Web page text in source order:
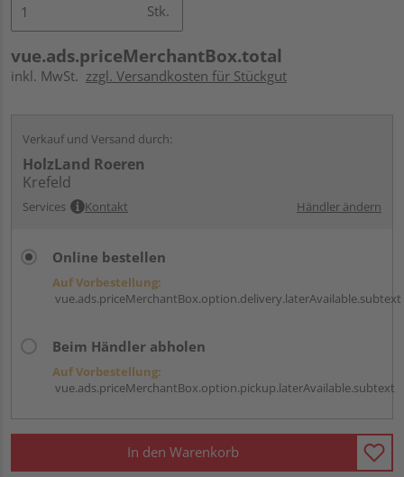
Stk.
vue.ads.priceMerchantBox.total
inkl. MwSt. zzgl. Versandkosten für Stückgut
Verkauf und Versand durch:
HolzLand Roeren
Krefeld
Services Kontakt Händler ändern
Online bestellen
Auf Vorbestellung:
vue.ads.priceMerchantBox.option.delivery.laterAvailable.subtext
Beim Händler abholen
Auf Vorbestellung:
vue.ads.priceMerchantBox.option.pickup.laterAvailable.subtext
In den Warenkorb